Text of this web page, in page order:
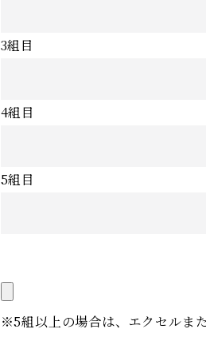
3組目
4組目
5組目
※5組以上の場合は、エクセルま